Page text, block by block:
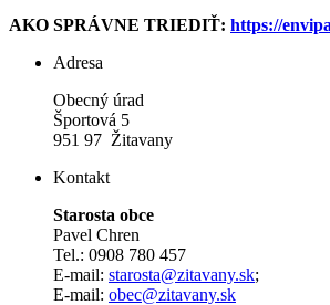
AKO SPRÁVNE TRIEDIŤ: https://
Adresa
Obecný úrad
Športová 5
951 97 Žitavany
Kontakt
Starosta obce
Pavel Chren
Tel.: 0908 780 457
E-mail: starosta@zitavany.sk;
E-mail: obec@zitavany.sk